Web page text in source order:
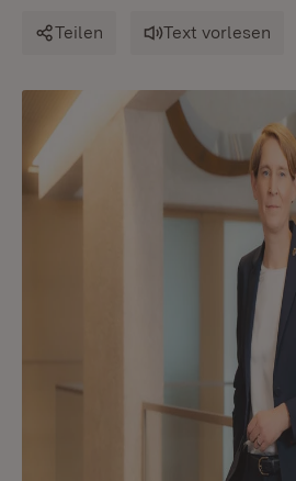
Teilen Text vorlesen